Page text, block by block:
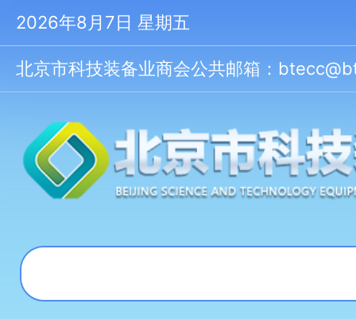
2026年8月7日 星期五
北京市科技装备业商会公共邮箱：